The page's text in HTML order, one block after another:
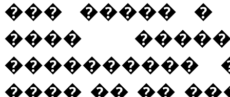
��� ����� �
����
����������
���� �� ��